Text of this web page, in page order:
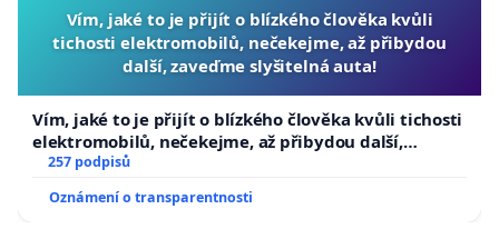
Vím, jaké to je přijít o blízkého člověka kvůli
tichosti elektromobilů, nečekejme, až přibydou
další, zaveďme slyšitelná auta!
Vím, jaké to je přijít o blízkého člověka kvůli tichosti
elektromobilů, nečekejme, až přibydou další,
zaveďme slyšitelná auta!
257 podpisů
Oznámení o transparentnosti